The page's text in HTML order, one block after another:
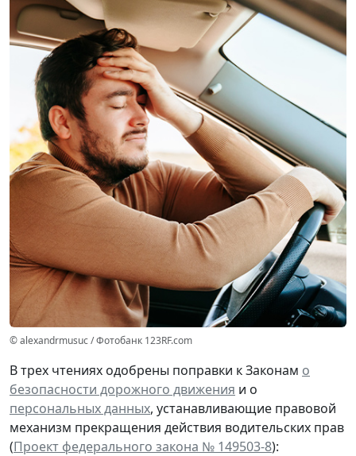
© alexandrmusuc / Фотобанк 123RF.com
В трех чтениях одобрены поправки к Законам о
безопасности дорожного движения и о
персональных данных, устанавливающие правовой
механизм прекращения действия водительских прав
(Проект федерального закона № 149503-8):